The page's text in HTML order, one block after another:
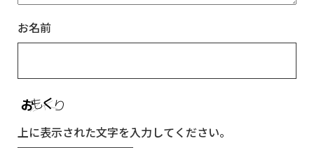
お名前
上に表示された文字を入力してください。